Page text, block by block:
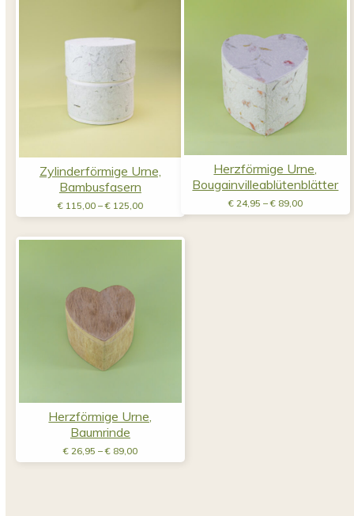
Zylinderförmige Urne,
Bambusfasern
€115,00 –€125,00Preisspanne:
€ 115,00
€ 125,00
Herzförmige Urne,
Bougainvilleablütenblätter
€24,95 –€89,00
€ 24,95
Herzförmige Urne,
Baumrinde
€26,95 –€89,00Preisspanne:
€ 26,95